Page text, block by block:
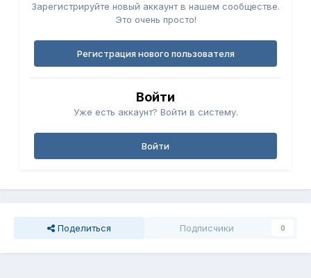
Зарегистрируйте новый аккаунт в нашем сообществе.
Это очень просто!
Регистрация нового пользователя
Войти
Уже есть аккаунт? Войти в систему.
Войти
Поделиться Подписчики 0